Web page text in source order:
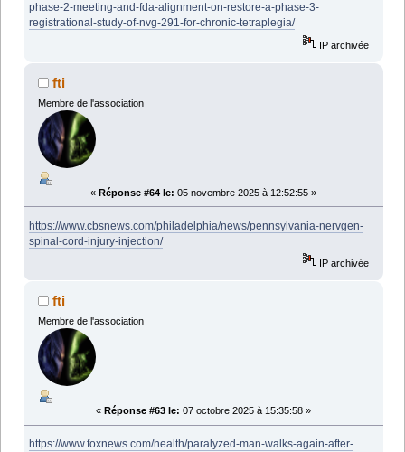
phase-2-meeting-and-fda-alignment-on-restore-a-phase-3-
registrational-study-of-nvg-291-for-chronic-tetraplegia/
IP archivée
fti
Membre de l'association
« Réponse #64 le: 05 novembre 2025 à 12:52:55 »
https://www.cbsnews.com/philadelphia/news/pennsylvania-nervgen-
spinal-cord-injury-injection/
IP archivée
fti
Membre de l'association
« Réponse #63 le: 07 octobre 2025 à 15:35:58 »
https://www.foxnews.com/health/paralyzed-man-walks-again-after-